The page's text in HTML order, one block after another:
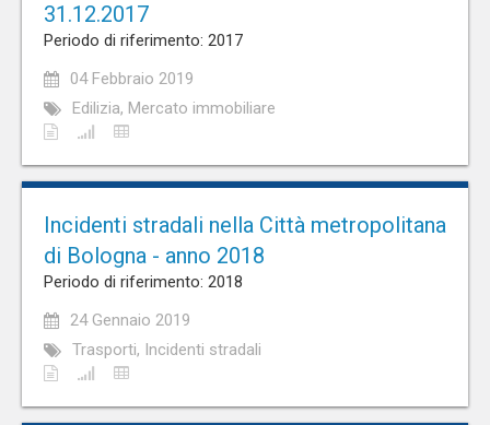
31.12.2017
Periodo di riferimento: 2017
04 Febbraio 2019
Edilizia, Mercato immobiliare
Incidenti stradali nella Città metropolitana
di Bologna - anno 2018
Periodo di riferimento: 2018
24 Gennaio 2019
Trasporti, Incidenti stradali